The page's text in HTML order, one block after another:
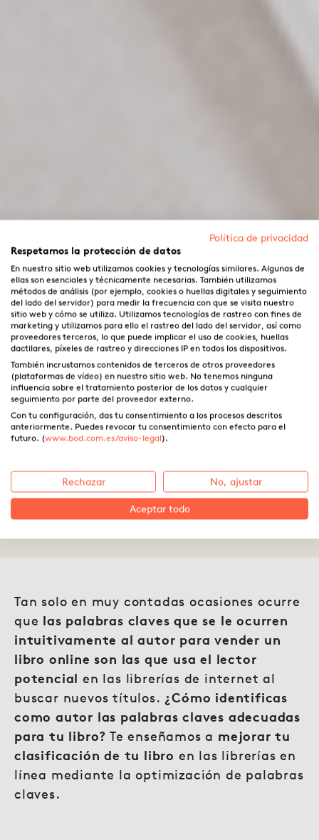
Las palabras claves para
14.10.2020 ·Laura Fernández
Tan solo en muy contadas ocasiones ocurre
que las palabras claves que se le ocurren
intuitivamente al autor para vender un
libro online son las que usa el lector
potencialen las librerías de internet al
buscar nuevos títulos. ¿Cómo identificas
como autor las palabras claves adecuadas
para tu libro? Te enseñamos a mejorar tu
clasificación de tu libro en las librerías en
línea mediante la optimización de palabras
claves.
Política de privacidad
Respetamos la protección de datos
En nuestro sitio web utilizamos cookies y tecnologías similares. Algunas de
ellas son esenciales y técnicamente necesarias. También utilizamos
métodos de análisis (por ejemplo, cookies o huellas digitales y seguimiento
del lado del servidor) para medir la frecuencia con que se visita nuestro
sitio web y cómo se utiliza. Utilizamos tecnologías de rastreo con fines de
marketing y utilizamos para ello el rastreo del lado del servidor, así como
proveedores terceros, lo que puede implicar el uso de cookies, huellas
dactilares, píxeles de rastreo y direcciones IP en todos los dispositivos.
También incrustamos contenidos de terceros de otros proveedores
(plataformas de vídeo) en nuestro sitio web. No tenemos ninguna
influencia sobre el tratamiento posterior de los datos y cualquier
seguimiento por parte del proveedor externo.
Con tu configuración, das tu consentimiento a los procesos descritos
anteriormente. Puedes revocar tu consentimiento con efecto para el
futuro. (www.bod.com.es/aviso-legal).
Rechazar No, ajustar
Aceptar todo